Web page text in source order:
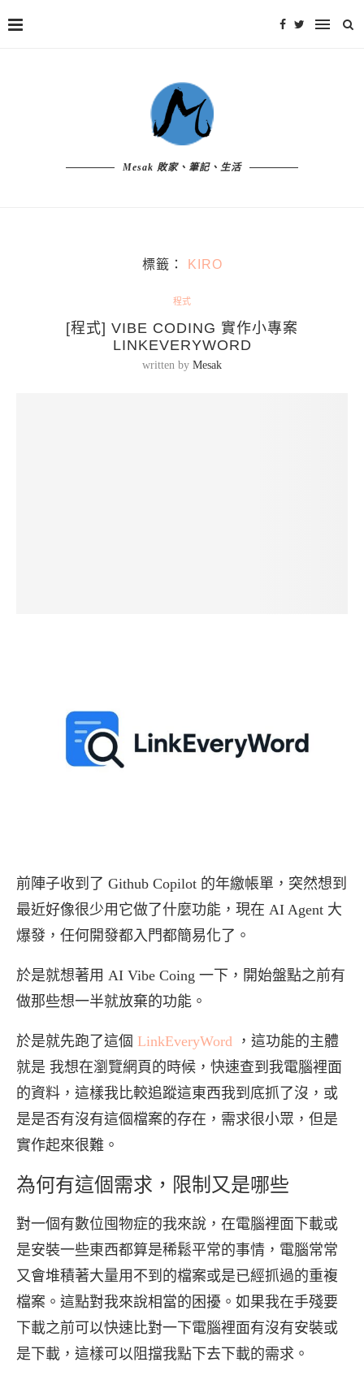
Mesak 敗家、筆記、生活
標籤： KIRO
程式
[程式] VIBE CODING 實作小專案
LINKEVERYWORD
written by Mesak
前陣子收到了 Github Copilot 的年繳帳單，突然想到
最近好像很少用它做了什麼功能，現在 AI Agent 大
爆發，任何開發都入門都簡易化了。
於是就想著用 AI Vibe Coing 一下，開始盤點之前有
做那些想一半就放棄的功能。
於是就先跑了這個 LinkEveryWord ，這功能的主體
就是 我想在瀏覽網頁的時候，快速查到我電腦裡面
的資料，這樣我比較追蹤這東西我到底抓了沒，或
是是否有沒有這個檔案的存在，需求很小眾，但是
實作起來很難。
為何有這個需求，限制又是哪些
對一個有數位囤物症的我來說，在電腦裡面下載或
是安裝一些東西都算是稀鬆平常的事情，電腦常常
又會堆積著大量用不到的檔案或是已經抓過的重複
檔案。這點對我來說相當的困擾。如果我在手殘要
下載之前可以快速比對一下電腦裡面有沒有安裝或
是下載，這樣可以阻擋我點下去下載的需求。